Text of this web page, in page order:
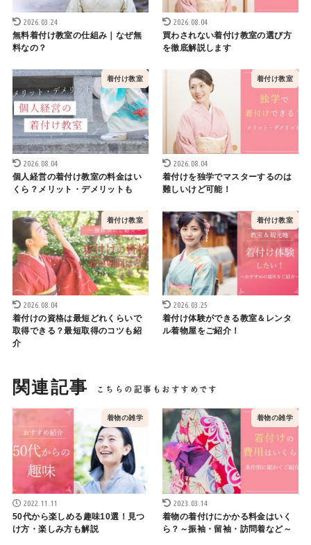
2026.03.24
無料着付け教室の仕組み｜なぜ無
料なの？
2026.08.04
買わされない着付け教室の選び方
を徹底解説します
着付け教室
2026.08.04
個人経営の着付け教室の料金はい
くら？メリット・デメリットも
着付け教室
2026.08.04
着付けを独学でマスターするのは
難しいけど可能！
着付け教室
2026.08.04
着付けの資格は最短どれくらいで
取得できる？最短取得のコツも紹
介
着付け教室
2026.03.25
着付け体験ができる教室＆レンタ
ル着物屋をご紹介！
関連記事
着物の雑学
2022.11.11
50代から楽しめる趣味10選！見つ
け方・楽しみ方も解説
着物の雑学
2023.03.14
着物の着付けにかかる料金はいく
ら？～振袖・留袖・訪問着など～